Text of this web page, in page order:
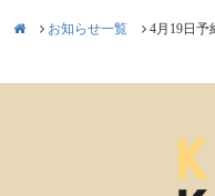
お知らせ一覧 4月19日予